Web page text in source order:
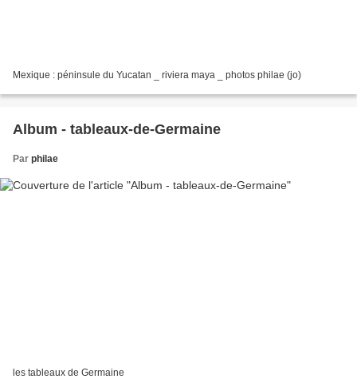
Mexique : péninsule du Yucatan _ riviera maya _ photos philae (jo)
Album - tableaux-de-Germaine
Par philae
les tableaux de Germaine